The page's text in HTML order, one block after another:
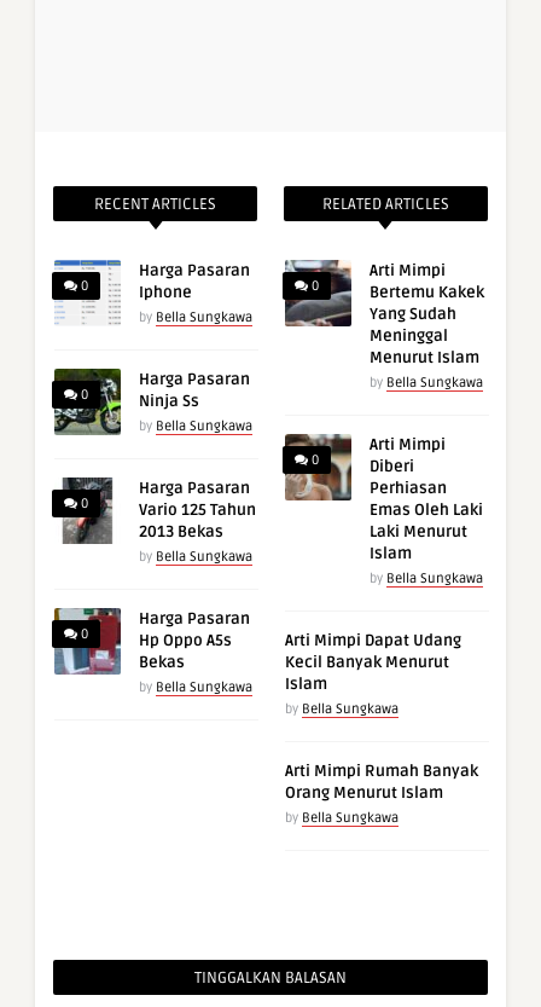
RECENT ARTICLES
0
Harga Pasaran
Iphone
by Bella Sungkawa
0
Harga Pasaran
Ninja Ss
by Bella Sungkawa
0
Harga Pasaran
Vario 125 Tahun
2013 Bekas
by Bella Sungkawa
0
Harga Pasaran
Hp Oppo A5s
Bekas
by Bella Sungkawa
RELATED ARTICLES
0
Arti Mimpi
Bertemu Kakek
Yang Sudah
Meninggal
Menurut Islam
by Bella Sungkawa
0
Arti Mimpi
Diberi
Perhiasan
Emas Oleh Laki
Laki Menurut
Islam
by Bella Sungkawa
Arti Mimpi Dapat Udang
Kecil Banyak Menurut
Islam
by Bella Sungkawa
Arti Mimpi Rumah Banyak
Orang Menurut Islam
by Bella Sungkawa
TINGGALKAN BALASAN